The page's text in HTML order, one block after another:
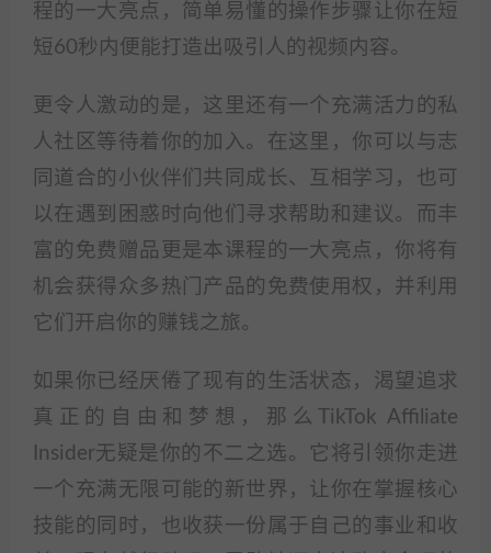
程的一大亮点，简单易懂的操作步骤让你在短
短60秒内便能打造出吸引人的视频内容。
更令人激动的是，这里还有一个充满活力的私
人社区等待着你的加入。在这里，你可以与志
同道合的小伙伴们共同成长、互相学习，也可
以在遇到困惑时向他们寻求帮助和建议。而丰
富的免费赠品更是本课程的一大亮点，你将有
机会获得众多热门产品的免费使用权，并利用
它们开启你的赚钱之旅。
如果你已经厌倦了现有的生活状态，渴望追求
真正的自由和梦想，那么TikTok Affiliate
Insider无疑是你的不二之选。它将引领你走进
一个充满无限可能的新世界，让你在掌握核心
技能的同时，也收获一份属于自己的事业和收